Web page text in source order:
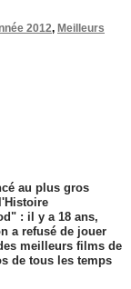
2012, Meilleurs
au plus gros
: il y a 18 ans,
a refusé de jouer
meilleurs films de
de tous les temps